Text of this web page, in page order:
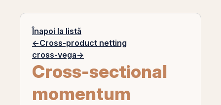
Înapoi la listă
←Cross-product netting
cross-vega→
Cross-sectional
momentum